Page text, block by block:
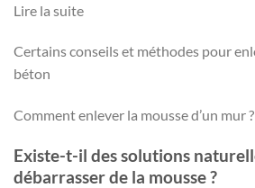
Lire la suite
Certains conseils et méthodes pour
béton
Comment enlever la mousse d’un mur ?
Existe-t-il des solutions
débarrasser de la mousse ?